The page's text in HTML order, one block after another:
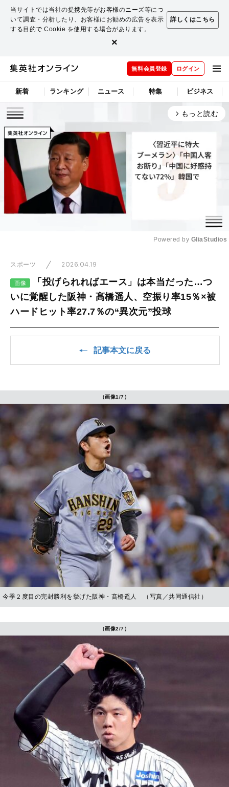
当サイトでは当社の提携先等がお客様のニーズ等につ
いて調査・分析したり、お客様にお勧めの広告を表示
する目的で Cookie を使用する場合があります。
詳しくはこちら
×
無料会員登録 ログイン
新着 ランキング ニュース 特集 ビジネス
arrow_forward_ios もっと読む
Powered by GliaStudios
スポーツ 2026.04.19
画像
「投げられればエース」は本当だった…つ
いに覚醒した阪神・髙橋遥人、空振り率15％×被
ハードヒット率27.7％の“異次元”投球
記事本文に戻る
（画像1/7）
今季２度目の完封勝利を挙げた阪神・髙橋遥人 （写真／共同通信社）
（画像2/7）